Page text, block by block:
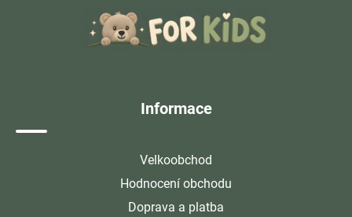
Informace
Velkoobchod
Hodnocení obchodu
Doprava a platba